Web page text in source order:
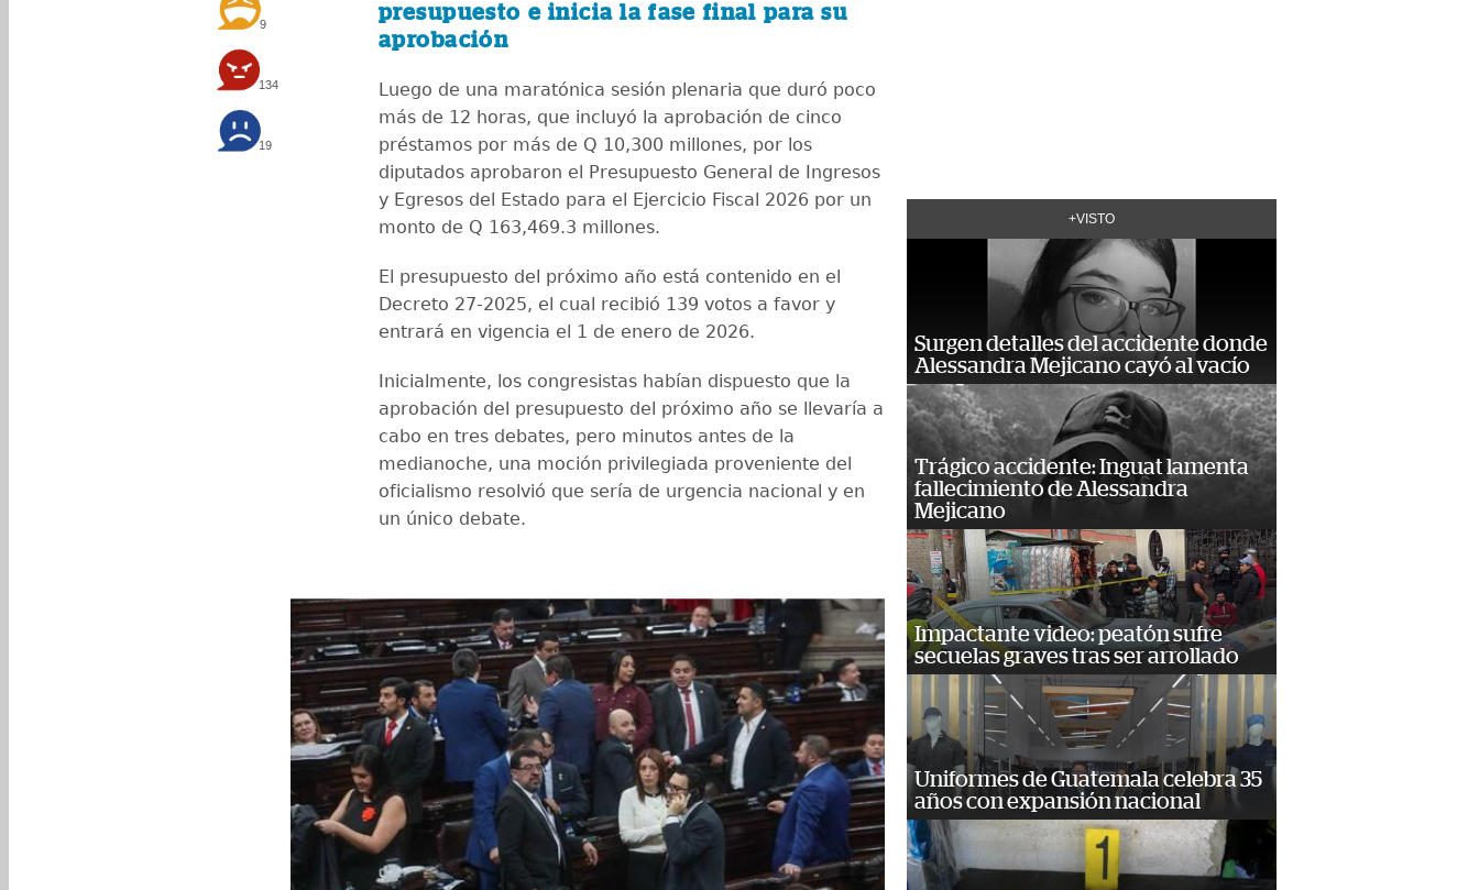
9
134
19
presupuesto e inicia la fase final para su
aprobación
Luego de una maratónica sesión plenaria que duró poco
más de 12 horas, que incluyó la aprobación de cinco
préstamos por más de Q 10,300 millones, por los
diputados aprobaron el Presupuesto General de Ingresos
y Egresos del Estado para el Ejercicio Fiscal 2026 por un
monto de Q 163,469.3 millones.
El presupuesto del próximo año está contenido en el
Decreto 27-2025, el cual recibió 139 votos a favor y
entrará en vigencia el 1 de enero de 2026.
Inicialmente, los congresistas habían dispuesto que la
aprobación del presupuesto del próximo año se llevaría a
cabo en tres debates, pero minutos antes de la
medianoche, una moción privilegiada proveniente del
oficialismo resolvió que sería de urgencia nacional y en
un único debate.
+VISTO
Surgen detalles del accidente donde
Alessandra Mejicano cayó al vacío
Trágico accidente: Inguat lamenta
fallecimiento de Alessandra
Mejicano
Impactante video: peatón sufre
secuelas graves tras ser arrollado
Uniformes de Guatemala celebra 35
años con expansión nacional